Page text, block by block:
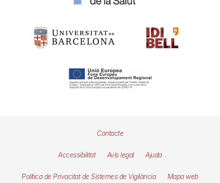
Contacte
Accessibilitat Avís legal Ajuda
Política de Privacitat de Sistemes de Vigilància Mapa web